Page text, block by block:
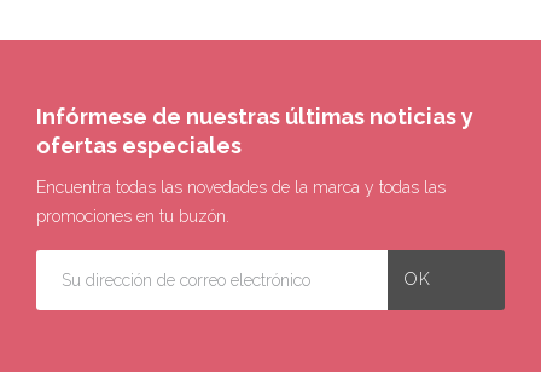
Infórmese de nuestras últimas noticias y
ofertas especiales
Encuentra todas las novedades de la marca y todas las
promociones en tu buzón.